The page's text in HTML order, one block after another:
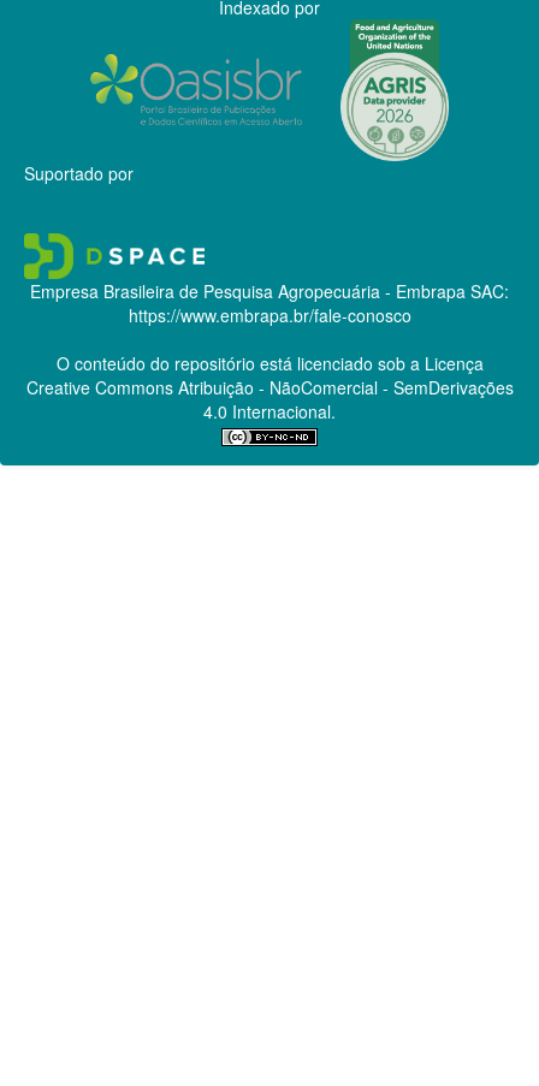
Indexado por
Suportado por
Empresa Brasileira de Pesquisa Agropecuária - Embrapa SAC:
https://www.embrapa.br/fale-conosco
O conteúdo do repositório está licenciado sob a Licença
Creative CommonsAtribuição - NãoComercial - SemDerivações
4.0 Internacional.